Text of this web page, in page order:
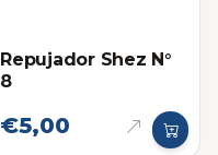
Repujador Shez N°
8
€5,00